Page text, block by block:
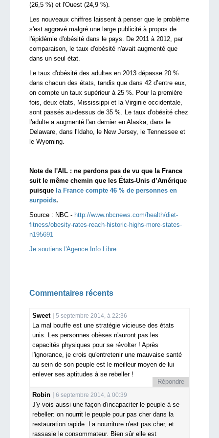
(26,5 %) et l'Ouest (24,9 %)
Les nouveaux chiffres laissent à penser que le problème
s'est aggravé malgré une large publicité à propos de
l'épidémie d'obésité dans le pays. De 2011 à 2012, par
comparaison le taux d'obésité n'avait augmenté que
dans un seul état
Le taux d'obésité des adultes en 2013 dépasse 20 %
dans chacun des états, tandis que dans 42 d’entre eux,
on compte un taux supérieur à 25 % Pour la première
fois, deux états, Mississippi et la Virginie occidentale
sont passés au-dessus de 35 % L e taux d'obésité chez
l'adulte a augmenté l'an dernier en Alaska , dans le
Delaware, dans l'Idaho , le New Jersey, le Tennessee et
le Wyoming.
Note de l'AIL : ne perdons pas de vu que la France
suit le même chemin que les États-Unis d’Amérique
puisque la France compte 46 % de personnes en
surpoids.
Source : NBC - http://www.nbcnews.com/health/diet-
fitness/obesity-rates-reach-historic-highs-more-states-
n195691
Je soutiens l'Agence Info Libre
Commentaires récents
Sweet 5 septembre 2014, à 22:36
La mal bouffe est une stratégie vicieuse des états
unis. Les personnes obèses n'auront pas les
capacités physiques pour se révolter ! Après
l'ignorance, je crois qu'entretenir une mauvaise santé
au sein de son peuple est le meilleur moyen de lui
enlever ses aptitudes à se rebeller !
Répondre
Robin
6 septembre 2014, à 00:39
J'y vois aussi une façon d'incapaciter le peuple à se
rebeller: on nourrit le peuple pour pas cher dans la
restauration rapide. La nourriture n'est pas cher, et
rassasie le consommateur. Bien sûr elle est